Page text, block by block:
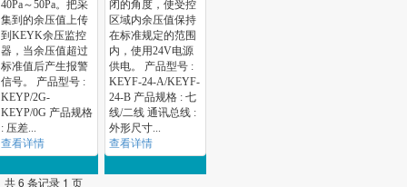
40Pa～50Pa。把采
集到的余压值上传
到KEYK余压监控
器，当余压值超过
标准值后产生报警
信号。 产品型号 :
KEYP/2G-
KEYP/0G 产品规格
: 压差...
查看详情
闭的角度，使受控
区域内余压值保持
在标准规定的范围
内，使用24V电源
供电。 产品型号 :
KEYF-24-A/KEYF-
24-B 产品规格 : 七
线/二线 通讯总线 :
外形尺寸...
查看详情
共 6 条记录 1 页